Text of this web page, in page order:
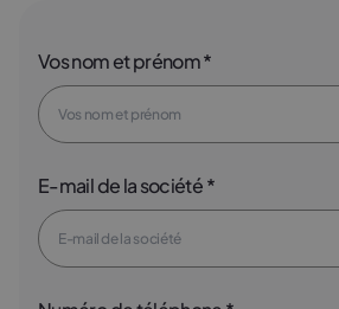
Vos nom et prénom *
E-mail de la société *